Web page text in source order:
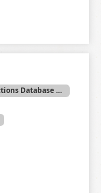
Rekihaku Collection Database (Collections Database of the National Museum of Japanese History)